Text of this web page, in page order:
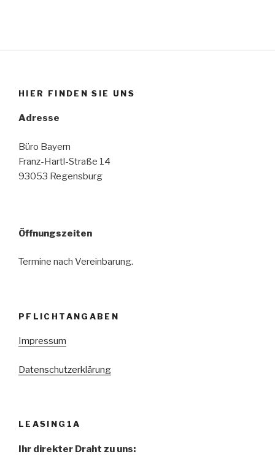
HIER FINDEN SIE UNS
Adresse
Büro Bayern
Franz-Hartl-Straße 14
93053 Regensburg
Öffnungszeiten
Termine nach Vereinbarung.
PFLICHTANGABEN
Impressum
Datenschutzerklärung
LEASING1A
Ihr direkter Draht zu uns: